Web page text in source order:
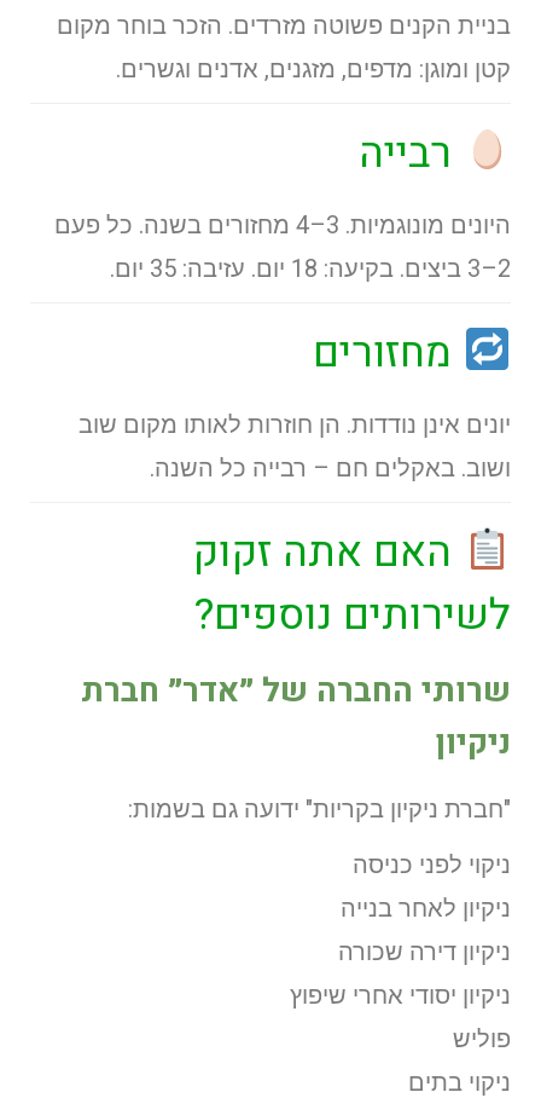
בניית הקנים פשוטה מזרדים. הזכר בוחר מקום
קטן ומוגן: מדפים, מזגנים, אדנים וגשרים.
רבייה
היונים מונוגמיות. 3–4 מחזורים בשנה. כל פעם
2–3 ביצים. בקיעה: 18 יום. עזיבה: 35 יום.
מחזורים
יונים אינן נודדות. הן חוזרות לאותו מקום שוב
ושוב. באקלים חם – רבייה כל השנה.
האם אתה זקוק
לשירותים נוספים?
שרותי החברה של ״אדר״ חברת
ניקיון
"חברת ניקיון בקריות" ידועה גם בשמות:
ניקוי לפני כניסה
ניקיון לאחר בנייה
ניקיון דירה שכורה
ניקיון יסודי אחרי שיפוץ
פוליש
ניקוי בתים